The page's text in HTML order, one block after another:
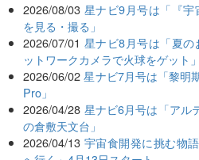
2026/08/03 星ナビ9月号は「『
を見る・撮る」
2026/07/01 星ナビ8月号は「夏
ットワークカメラで火球をゲット」
2026/06/02 星ナビ7月号は「黎明
Pro」
2026/04/28 星ナビ6月号は「アル
の倉敷天文台」
2026/04/13 宇宙食開発に挑む物